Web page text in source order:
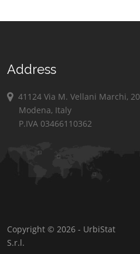
Address
41124 Via M. Vellani Marchi, 20
Modena, Italy
P.IVA 03466110362
Copyright © 2026 - UrbiStat
S.r.l.